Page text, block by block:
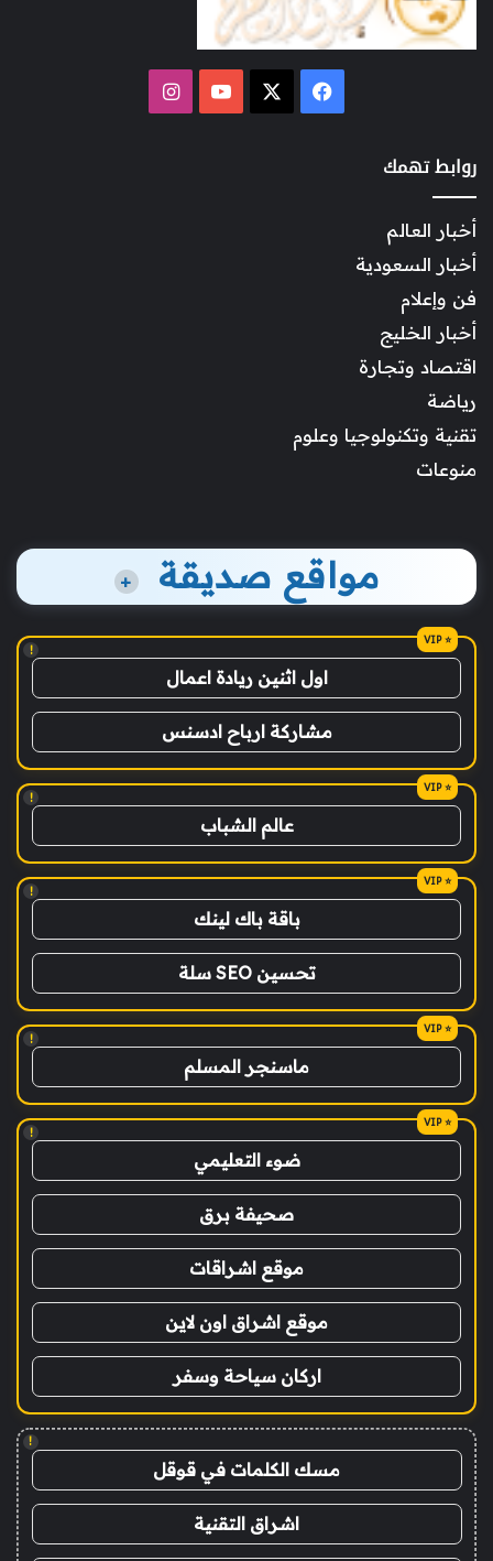
فيسبوك ‫YouTubeانستقرام
روابط تهمك
أخبار العالم
أخبار السعودية
فن وإعلام
أخبار الخليج
اقتصاد وتجارة
رياضة
تقنية وتكنولوجيا وعلوم
منوعات
مواقع صديقة +
!
اول اثنين ريادة اعمال
مشاركة ارباح ادسنس
!
عالم الشباب
!
باقة باك لينك
تحسين SEO سلة
!
ماسنجر المسلم
!
ضوء التعليمي
صحيفة برق
موقع اشراقات
موقع اشراق اون لاين
اركان سياحة وسفر
!
مسك الكلمات في قوقل
اشراق التقنية